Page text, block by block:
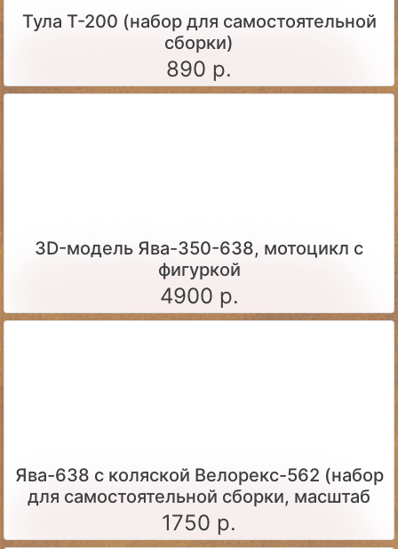
Тула Т-200 (набор для самостоятельной
сборки)
890 р.
3D-модель Ява-350-638, мотоцикл с
фигуркой
4900 р.
Ява-638 с коляской Велорекс-562 (набор
для самостоятельной сборки, масштаб
1:43)
1750 р.